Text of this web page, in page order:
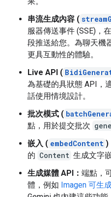
串流生成內容 (
服器傳送事件 (SSE)，
段推送給您。為聊天機
更具互動性的體驗。
Live API (
為基礎的具狀態 API，
話使用情境設計。
批次模式 (
點，用於提交批次
嵌入 ( embedContent )
的 Content 生成文字
生成媒體 API： 端點，
體，例如 Imagen 可生